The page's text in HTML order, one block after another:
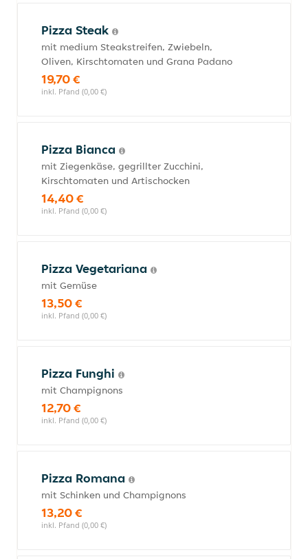
Pizza Steak
mit medium Steakstreifen, Zwiebeln,
Oliven, Kirschtomaten und Grana Padano
19,70 €
inkl. Pfand (0,00 €)
Pizza Bianca
mit Ziegenkäse, gegrillter Zucchini,
Kirschtomaten und Artischocken
14,40 €
inkl. Pfand (0,00 €)
Pizza Vegetariana
mit Gemüse
13,50 €
inkl. Pfand (0,00 €)
Pizza Funghi
mit Champignons
12,70 €
inkl. Pfand (0,00 €)
Pizza Romana
mit Schinken und Champignons
13,20 €
inkl. Pfand (0,00 €)